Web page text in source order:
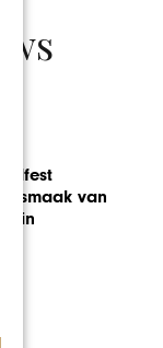
smaak van
in